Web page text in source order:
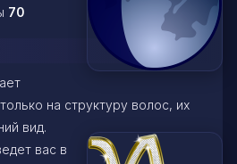
70
на структуру волос, их
вид.
вас в